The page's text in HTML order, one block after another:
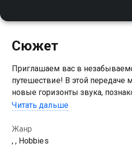
Сюжет
Приглашаем вас в
путешествие! В этой передаче
новые горизонты звука,
талантливыми исполнителями и
Читать дальше
Жанр
, , Hobbies